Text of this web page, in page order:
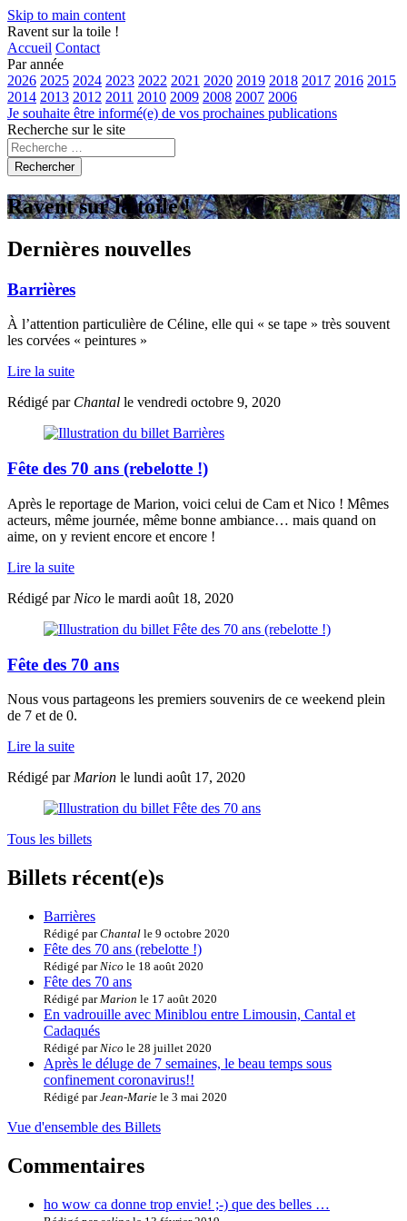
Skip to main content
Ravent sur la toile !
Accueil Contact
Par année
2026 2025 2024 2023 2022 2021 2020 2019 2018 2017 2016 2015
2014 2013 2012 2011 2010 2009 2008 2007 2006
Je souhaite être informé(e) de vos prochaines publications
Recherche sur le site
Rechercher
Ravent sur la toile !
Dernières nouvelles
Barrières
À l’attention particulière de Céline, elle qui « se tape » très souvent
les corvées « peintures »
Lire la suite
Rédigé par Chantal le vendredi octobre 9, 2020
Fête des 70 ans (rebelotte !)
Après le reportage de Marion, voici celui de Cam et Nico ! Mêmes
acteurs, même journée, même bonne ambiance… mais quand on
aime, on y revient encore et encore !
Lire la suite
Rédigé par Nico le mardi août 18, 2020
Fête des 70 ans
Nous vous partageons les premiers souvenirs de ce weekend plein
de 7 et de 0.
Lire la suite
Rédigé par Marion le lundi août 17, 2020
Tous les billets
Billets récent(e)s
Barrières
Rédigé parChantal le 9 octobre 2020
Fête des 70 ans (rebelotte !)
Rédigé parNico le 18 août 2020
Fête des 70 ans
Rédigé parMarion le 17 août 2020
En vadrouille avec Miniblou entre Limousin, Cantal et
Cadaqués
Rédigé parNico le 28 juillet 2020
Après le déluge de 7 semaines, le beau temps sous
confinement coronavirus!!
Rédigé parJean-Marie le 3 mai 2020
Vue d'ensemble des Billets
Commentaires
ho wow ca donne trop envie! ;-) que des belles …